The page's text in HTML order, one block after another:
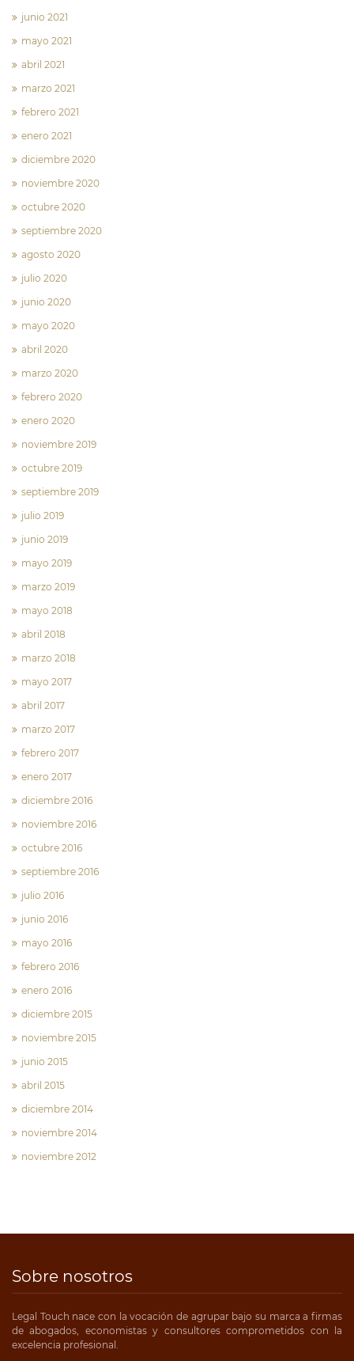
junio 2021
mayo 2021
abril 2021
marzo 2021
febrero 2021
enero 2021
diciembre 2020
noviembre 2020
octubre 2020
septiembre 2020
agosto 2020
julio 2020
junio 2020
mayo 2020
abril 2020
marzo 2020
febrero 2020
enero 2020
noviembre 2019
octubre 2019
septiembre 2019
julio 2019
junio 2019
mayo 2019
marzo 2019
mayo 2018
abril 2018
marzo 2018
mayo 2017
abril 2017
marzo 2017
febrero 2017
enero 2017
diciembre 2016
noviembre 2016
octubre 2016
septiembre 2016
julio 2016
junio 2016
mayo 2016
febrero 2016
enero 2016
diciembre 2015
noviembre 2015
junio 2015
abril 2015
diciembre 2014
noviembre 2014
noviembre 2012
Sobre nosotros
Legal Touch nace con la vocación de agrupar bajo su marca a firmas
de abogados, economistas y consultores comprometidos con la
excelencia profesional.